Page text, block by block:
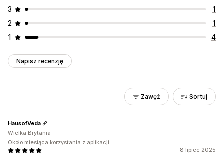
3
1
2
1
1
4
Napisz recenzję
Zawęź Sortuj
8 lipiec 2025
HausofVeda
Wielka Brytania
Około miesiąca korzystania z aplikacji